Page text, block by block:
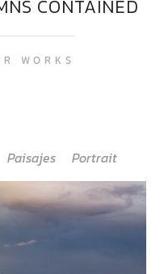
CONTAINED
WORKS
Paisajes Portrait